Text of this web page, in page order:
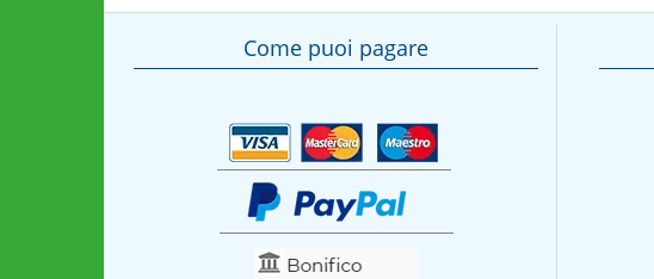
Come puoi pagare